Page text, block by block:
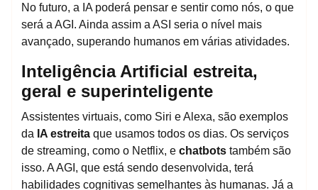
No futuro, a IA poderá pensar e sentir como nós, o que
será a AGI. Ainda assim a ASI seria o nível mais
avançado, superando humanos em várias atividades.
Inteligência Artificial estreita,
geral e superinteligente
Assistentes virtuais, como Siri e Alexa, são exemplos
da IA estreita que usamos todos os dias. Os serviços
de streaming, como o Netflix, e chatbots também são
isso. A AGI, que está sendo desenvolvida, terá
habilidades cognitivas semelhantes às humanas. Já a